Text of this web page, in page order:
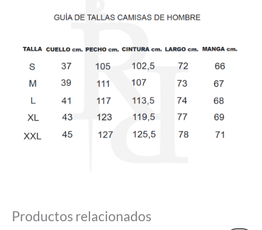
Productos relacionados